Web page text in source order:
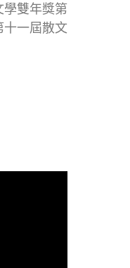
學雙年獎第
十一屆散文